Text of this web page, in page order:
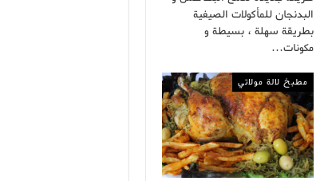
البدنجان للمأكولات الصيفية
بطريقة سهلة ، بسيطة و
مكونات…
مطبخ لالة مولاتي